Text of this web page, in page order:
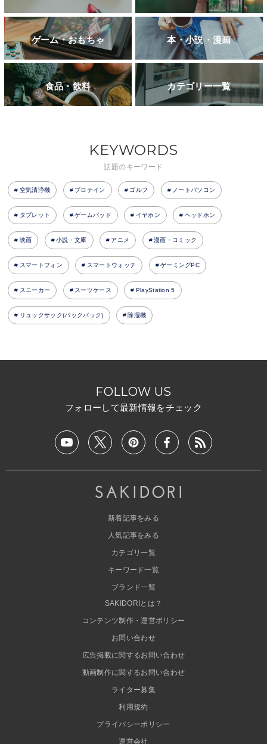
ゲーム・おもちゃ 本・小説・漫画
食品・飲料 カテゴリー一覧
KEYWORDS
話題のキーワード
空気清浄機 プロテイン ゴルフ ノートパソコン
タブレット ゲームパッド イヤホン ヘッドホン
映画 小説・文庫 アニメ 漫画・コミック
スマートフォン スマートウォッチ ゲーミングPC
スニーカー スーツケース PlayStation 5
リュックサック(バックパック) 除湿機
FOLLOW US
フォローして最新情報をチェック
新着記事をみる
人気記事をみる
カテゴリ一覧
キーワード一覧
ブランド一覧
SAKIDORIとは？
コンテンツ制作・運営ポリシー
お問い合わせ
広告掲載に関するお問い合わせ
動画制作に関するお問い合わせ
ライター募集
利用規約
プライバシーポリシー
運営会社